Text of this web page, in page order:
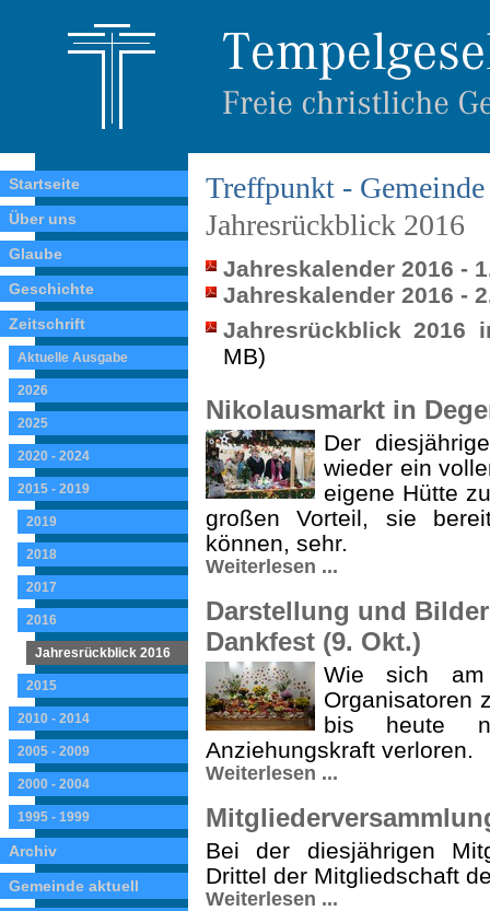
Startseite
Über uns
Glaube
Geschichte
Zeitschrift
Aktuelle Ausgabe
2026
2025
2020 - 2024
2015 - 2019
2019
2018
2017
2016
Jahresrückblick 2016
2015
2010 - 2014
2005 - 2009
2000 - 2004
1995 - 1999
Archiv
Gemeinde aktuell
Treffpunkt -
Jahresrückblick 2016
Jahreskalender 2016 -
Jahreskalender 2016 -
Jahresrückblick 2016
MB)
Nikolausmarkt in
Der
wieder ein
eigene Hütte
großen Vorteil, sie
können, sehr.
Weiterlesen ...
Darstellung und
Dankfest (9. Okt.)
Wie sich am
Organisatoren
bis heute
Anziehungskraft verloren.
Weiterlesen ...
Bei der diesjährigen
Drittel der Mitgliedschaft
Weiterlesen ...